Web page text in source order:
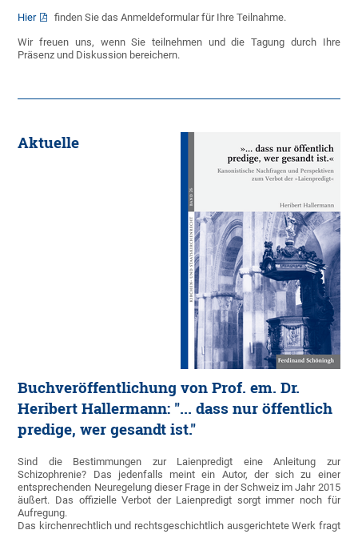
Hier finden Sie das Anmeldeformular für Ihre Teilnahme.
Wir freuen uns, wenn Sie teilnehmen und die Tagung durch Ihre
Präsenz und Diskussion bereichern.
Aktuelle
Buchveröffentlichung von Prof. em. Dr.
Heribert Hallermann: "... dass nur öffentlich
predige, wer gesandt ist."
Sind die Bestimmungen zur Laienpredigt eine Anleitung zur
Schizophrenie? Das jedenfalls meint ein Autor, der sich zu einer
entsprechenden Neuregelung dieser Frage in der Schweiz im Jahr 2015
äußert. Das offizielle Verbot der Laienpredigt sorgt immer noch für
Aufregung.
Das kirchenrechtlich und rechtsgeschichtlich ausgerichtete Werk fragt